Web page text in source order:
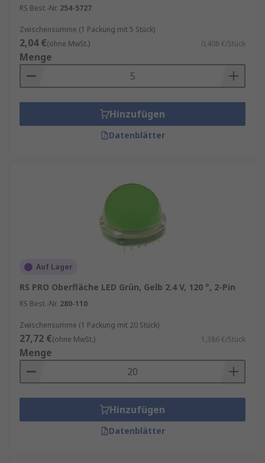
RS Best.-Nr. 254-5727
Zwischensumme (1 Packung mit 5 Stück)
2,04 €(ohne MwSt.) 0,408 €/Stück
Menge
Hinzufügen
Datenblätter
Auf Lager
RS PRO Oberfläche LED Grün, Gelb 2.4 V, 120 °, 2-Pin
RS Best.-Nr. 280-110
Zwischensumme (1 Packung mit 20 Stück)
27,72 €(ohne MwSt.) 1,386 €/Stück
Menge
Hinzufügen
Datenblätter